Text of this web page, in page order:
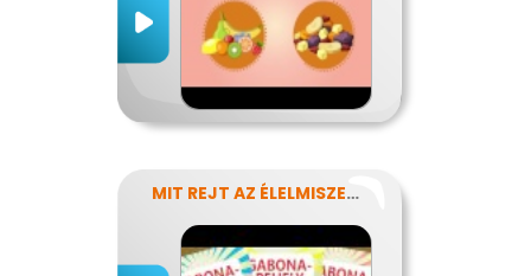
MIT REJT AZ ÉLELMISZERCÍMKE?